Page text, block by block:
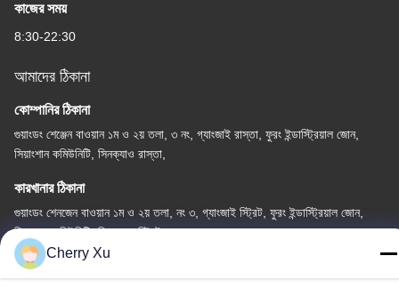
কাজের সময়
8:30-22:30
আমাদের ঠিকানা
কোম্পানির ঠিকানা
গুয়াংডং শেঞ্জেন বাওয়ান ১ম ও ২য় তলা, ৩ নং, গ্যাংজাই রাস্তা, ফুরং ইন্ডাস্ট্রিয়াল জোন,
সিয়াংশান কমিউনিটি, সিনক্যাও রাস্তা,
কারখানার ঠিকানা
গুয়াংডং শেনজেন বাওয়ান ১ম ও ২য় তলা, নং ৩, গ্যাংজাই স্ট্রিট, ফুরং ইন্ডাস্ট্রিয়াল জোন,
সিয়াংশান কমিউনিটি, সিনক্যাও স্ট্রিট
টেল
Cherry Xu